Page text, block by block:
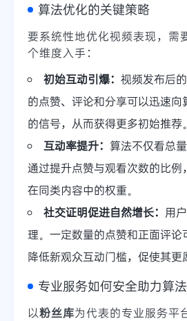
算法优化的关键策略
要系统性地优化视频表现，需
个维度入手：
初始互动引爆： 视频发布后的
的点赞、评论和分享可以迅速向
的信号，从而获得更多初始推荐。
互动率提升： 算法不仅看总
通过提升点赞与观看次数的比例
在同类内容中的权重。
社交证明促进自然增长： 用
理。一定数量的点赞和正面评论
降低新观众互动门槛，促使其更
专业服务如何安全助力算
以粉丝库为代表的专业服务平